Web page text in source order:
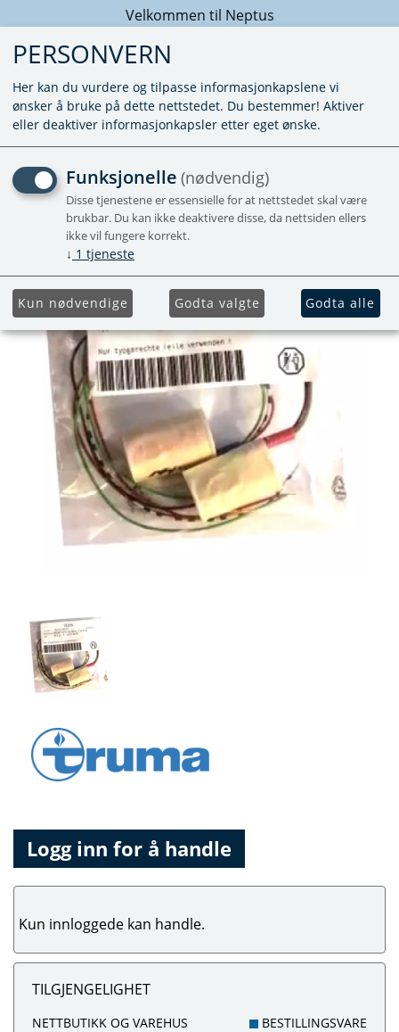
Velkommen til Neptus
MAGNETSPOLER L/H
Forhåndsbestill
Logg inn for å handle
Kun innloggede kan handle.
TILGJENGELIGHET
NETTBUTIKK OG VAREHUS BESTILLINGSVARE
PERSONVERN
Her kan du vurdere og tilpasse informasjonkapslene vi
ønsker å bruke på dette nettstedet. Du bestemmer! Aktiver
eller deaktiver informasjonkapsler etter eget ønske.
Funksjonelle (nødvendig)
Disse tjenestene er essensielle for at nettstedet skal være
brukbar. Du kan ikke deaktivere disse, da nettsiden ellers
ikke vil fungere korrekt.
↓ 1 tjeneste
Kun nødvendige Godta valgte Godta alle